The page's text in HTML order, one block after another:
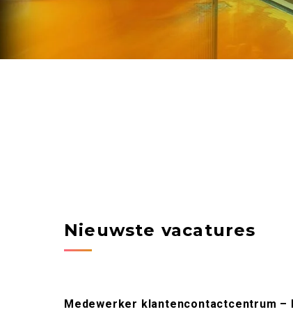
Nieuwste vacatures
Medewerker klantencontactcentrum –